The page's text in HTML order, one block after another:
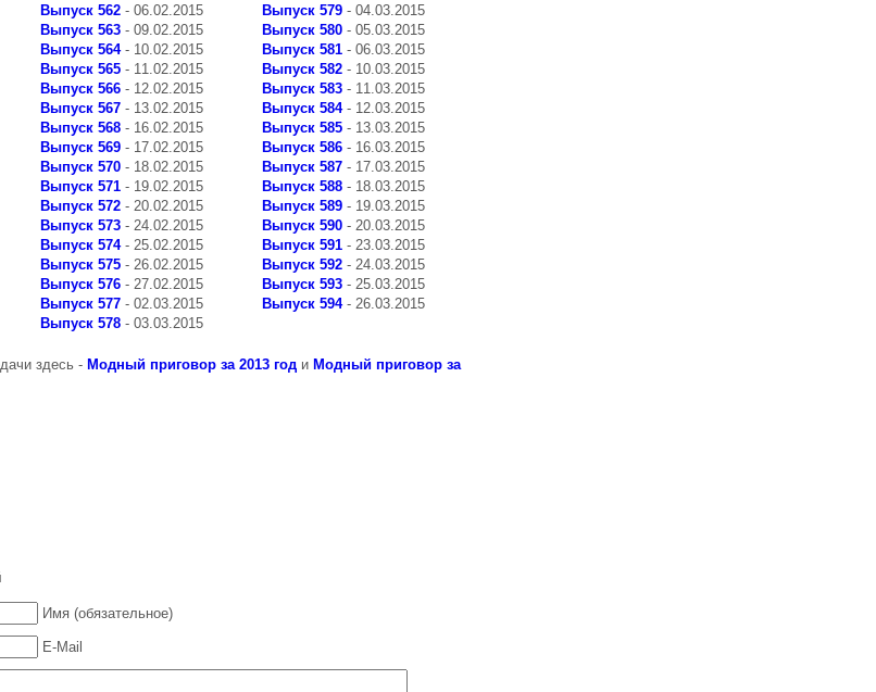
Выпуск 562 - 06.02.2015
Выпуск 563 - 09.02.2015
Выпуск 564- 10.02.2015
Выпуск 565 - 11.02.2015
Выпуск 566 - 12.02.2015
Выпуск 567 - 13.02.2015
Выпуск 568 - 16.02.2015
Выпуск 569 - 17.02.2015
Выпуск 570 - 18.02.2015
Выпуск 571 - 19.02.2015
Выпуск 572 - 20.02.2015
Выпуск 573 - 24.02.2015
Выпуск 574- 25.02.2015
Выпуск 575 - 26.02.2015
Выпуск 576 - 27.02.2015
Выпуск 577 - 02.03.2015
Выпуск 578 - 03.03.2015
Выпуск 579- 04.03.2015
Выпуск 580- 05.03.2015
Выпуск 581- 06.03.2015
Выпуск 582- 10.03.2015
Выпуск 583- 11.03.2015
Выпуск 584- 12.03.2015
Выпуск 585- 13.03.2015
Выпуск 586- 16.03.2015
Выпуск 587- 17.03.2015
Выпуск 588- 18.03.2015
Выпуск 589- 19.03.2015
Выпуск 590- 20.03.2015
Выпуск 591- 23.03.2015
Выпуск 592- 24.03.2015
Выпуск 593- 25.03.2015
Выпуск 594- 26.03.2015
здесь - Модный приговор за 2013 год и Модный приговор за
Имя (обязательное)
E-Mail